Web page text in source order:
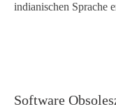
indianischen Sprache
Software